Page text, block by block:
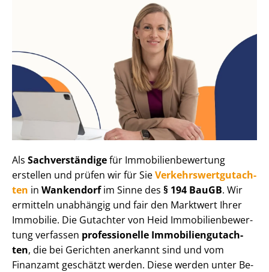
Als Sachverständigefür Im­mo­bi­li­en­be­wer­tung
erstellen und prüfen wir für SieVer­kehrs­wert­gut­ach­
ten in Wankendorfim Sinne des § 194 BauGB. Wir
ermitteln unabhängig und fair den Marktwert Ihrer
Immobilie. Die Gutachter von Heid Im­mo­bi­li­en­be­wer­
tung verfassen professionelle Im­mo­bi­li­en­gut­ach­
ten, die bei Gerichten anerkannt sind und vom
Finanzamt geschätzt werden. Diese werden unter Be­